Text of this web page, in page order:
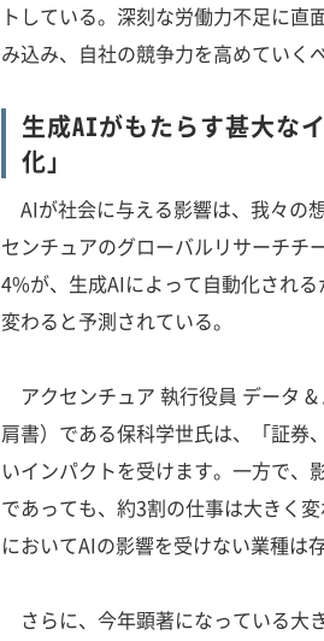
トしている。深刻な労働力不足に
み込み、自社の競争力を高めていく
生成AIがもたらす甚大な
化」
AIが社会に与える影響は、我々の
センチュアのグローバルリサーチチ
4%が、生成AIによって自動化され
変わると予測されている。
アクセンチュア 執行役員 データ
肩書）である保科学世氏は、「証券
いインパクトを受けます。一方で、
であっても、約3割の仕事は大きく
においてAIの影響を受けない業種は
さらに、今年顕著になっている大